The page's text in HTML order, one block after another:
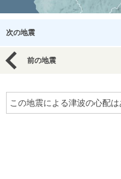
次の地震
前の地震
この地震による津波の心配は